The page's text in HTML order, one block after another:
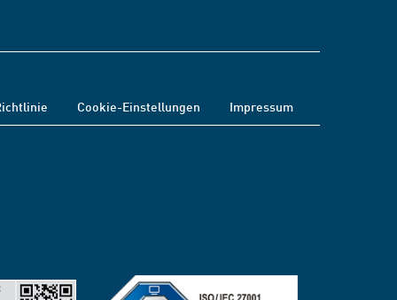
Cookie-Einstellungen Impressum